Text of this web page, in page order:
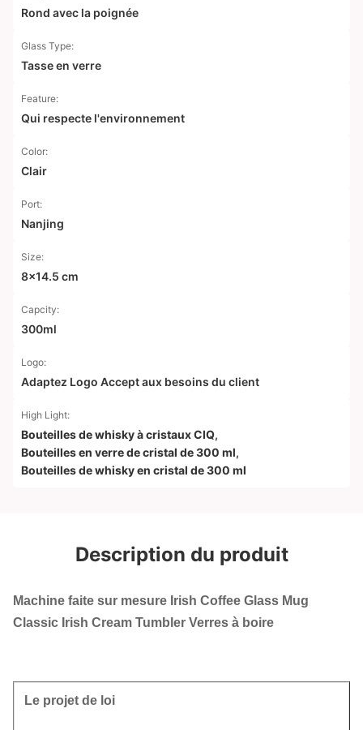
Rond avec la poignée
Glass Type:
Tasse en verre
Feature:
Qui respecte l'environnement
Color:
Clair
Port:
Nanjing
Size:
8x14.5 cm
Capcity:
300ml
Logo:
Adaptez Logo Accept aux besoins du client
High Light:
Bouteilles de whisky à cristaux CIQ,
Bouteilles en verre de cristal de 300 ml,
Bouteilles de whisky en cristal de 300 ml
Description du produit
Machine faite sur mesure Irish Coffee Glass Mug
Classic Irish Cream Tumbler Verres à boire
Le projet de loi